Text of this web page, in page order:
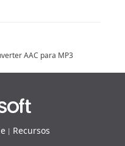
AAC para MP3
| Recursos